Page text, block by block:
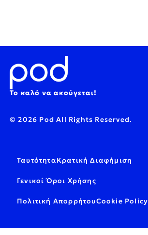
Το καλό να ακούγεται!
© 2026 Pod All Rights Reserved.
ΤαυτότηταΚρατική Διαφήμιση
Γενικοί Όροι Χρήσης
Πολιτική ΑπορρήτουCookie Policy